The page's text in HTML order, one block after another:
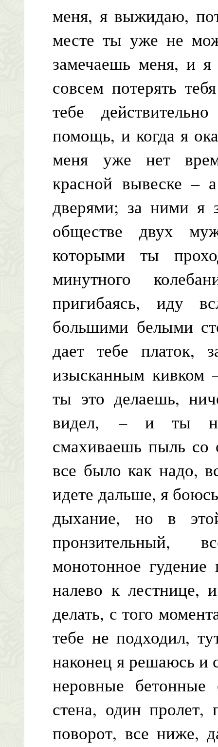
меня, я выжидаю,
месте ты уже не
замечаешь меня, и я
совсем потерять
тебе
помощь, и когда я
меня уже нет
красной вывеске –
дверями; за ними я
обществе двух
которыми ты
минутного
пригибаясь, иду
большими белыми
дает тебе платок,
изысканным кивком
ты это делаешь,
видел, – и ты
смахиваешь пыль со
все было как надо,
идете дальше, я
дыхание, но в
пронзительный,
монотонное гудение
налево к лестнице,
делать, с того
тебе не подходил,
наконец я решаюсь и
неровные бетонные
стена, один пролет,
поворот, все ниже,